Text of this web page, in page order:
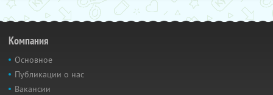
Компания
Основное
Публикации о нас
Вакансии